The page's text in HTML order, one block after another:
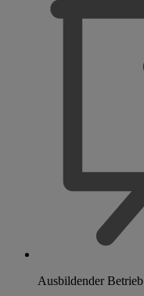
Ausbildender Betrieb